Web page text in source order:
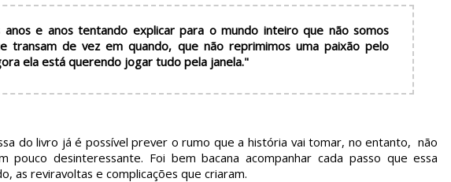
anos e anos tentando explicar para o mundo inteiro que não somos
transam de vez em quando, que não reprimimos uma paixão pelo
ela está querendo jogar tudo pela janela."
do livro já é possível prever o rumo que a história vai tomar, no entanto,  não
pouco desinteressante. Foi bem bacana acompanhar cada passo que essa
as reviravoltas e complicações que criaram.